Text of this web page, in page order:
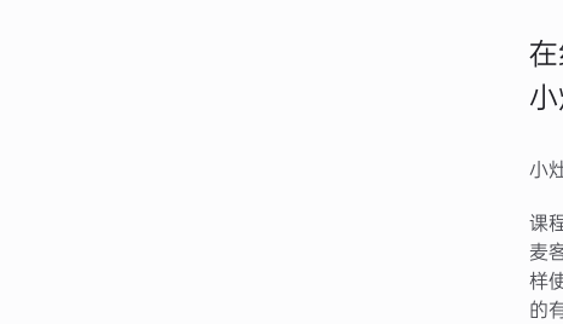
小
课
麦
样
的